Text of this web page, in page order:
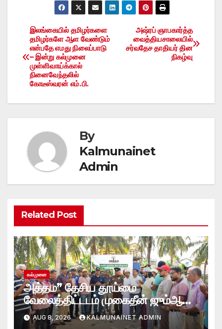
Post
navigation
அஷ்ரப் ஞாபகார்த்த
வைத்தியசாலையில்
சர்வதேச தாதியர் தின
நிகழ்வு
இலங்கையில் தமிழர்களை
தமிழர்களே ஆள வேண்டும்
என்பதே எமது நிலைப்பாடு
– இன்று கல்முனை
முள்ளிவாய்க்கால்
நினைவேந்தலில்
கோடீஸ்வரன் எம்.பி.
By
Kalmunainet
Admin
Related Post
கல்முனை
அத்தம” தேசிய தூய்மை
வேலைத்திட்டடம் முகைதீன் ஜும்ஆ
பெரிய பள்ளிவாசல்
வளாகத்தில்; களத்தில் இறங்கிய
AUG 8, 2026 KALMUNAINET ADMIN